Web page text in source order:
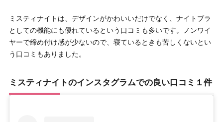
ミスティナイトは、デザインがかわいいだけでなく、ナイトブラ
としての機能にも優れているという口コミも多いです。ノンワイ
ヤーで締め付け感が少ないので、寝ているときも苦しくないとい
う口コミもありました。
ミスティナイトのインスタグラムでの良い口コミ１件